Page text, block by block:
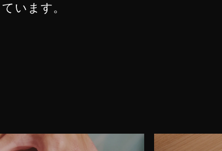
います。